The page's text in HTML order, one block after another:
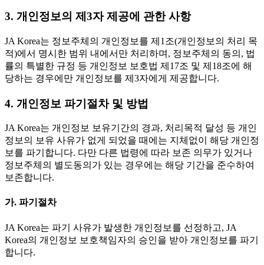
3. 개인정보의 제3자 제공에 관한 사항
JA Korea는 정보주체의 개인정보를 제1조(개인정보의 처리 목
적)에서 명시한 범위 내에서만 처리하며, 정보주체의 동의, 법
률의 특별한 규정 등 개인정보 보호법 제17조 및 제18조에 해
당하는 경우에만 개인정보를 제3자에게 제공합니다.
4. 개인정보 파기절차 및 방법
JA Korea는 개인정보 보유기간의 경과, 처리목적 달성 등 개인
정보의 보유 사유가 없게 되었을 때에는 지체없이 해당 개인정
보를 파기합니다. 다만 다른 법령에 따라 보존 의무가 있거나
정보주체의 별도동의가 있는 경우에는 해당 기간을 준수하여
보존합니다.
가. 파기절차
JA Korea는 파기 사유가 발생한 개인정보를 선정하고, JA
Korea의 개인정보 보호책임자의 승인을 받아 개인정보를 파기
합니다.